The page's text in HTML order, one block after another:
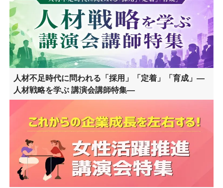
人材不足時代に問われる「採用」「定着」「育成」―
人材戦略を学ぶ 講演会講師特集―